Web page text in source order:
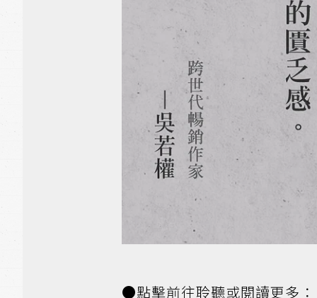
●點擊前往聆聽或閱讀更多